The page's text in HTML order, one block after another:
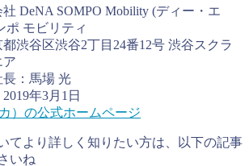
DeNA SOMPO Mobility (ディー・エ
ポ モビリティ
渋谷区渋谷2丁目24番12号 渋谷スクラ
ア
：馬場 光
年3月1日
）の公式ホームページ
てより詳しく知りたい方は、以下の記事
いね